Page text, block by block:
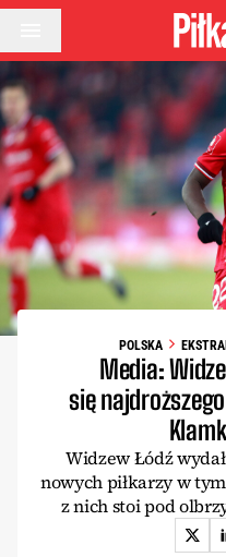
Przejdź do treści
POLSKA
Media:
się
Widzew Łódź
nowych piłkarzy w
z nich stoi pod